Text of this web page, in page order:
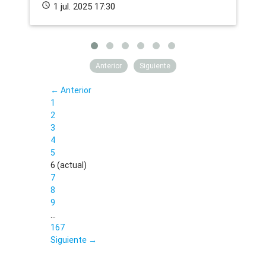
schedule 1 jul. 2025 17:30
Anterior Siguiente
← Anterior
1
2
3
4
5
6 (actual)
7
8
9
…
167
Siguiente →